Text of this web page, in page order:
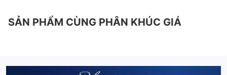
SẢN PHẨM CÙNG PHÂN KHÚC GIÁ